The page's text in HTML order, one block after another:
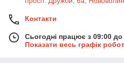
Контакти
Сьогодні працює з 09:00 до
Показати весь графік